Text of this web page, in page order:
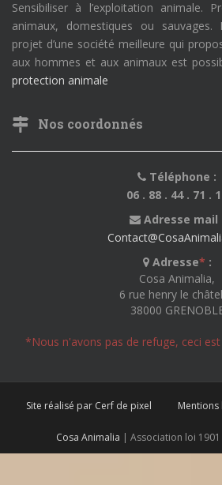
Sensibiliser à l’exploitation animale.
animaux, domestiques ou
projet d’une société meilleure qui
aux hommes et aux animaux est
protection animale
Nos coordonnés
Téléphone :
06 . 88 . 44 . 71 .
Adresse mail
Adresse* :
Cosa Animalia,
6 rue henry le
38000
*Nous n'avons pas de refuge, ceci
Site réalisé par Cerf de pixel Mentions
Cosa Animalia | Association loi